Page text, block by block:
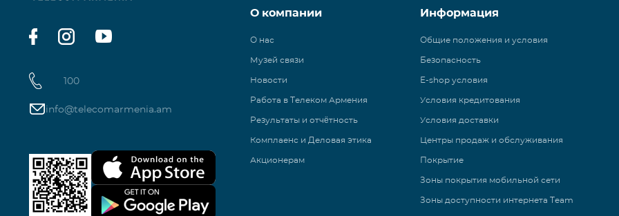
100
info@telecomarmenia.am
О компании
О нас
Музей связи
Новости
Работа в Телеком Армения
Результаты и отчётность
Комплаенс и Деловая этика
Акционерам
Информация
Общие положения и условия
Безопасность
E-shop условия
Условия кредитования
Условия доставки
Центры продаж и обслуживания
Покрытие
Зоны покрытия мобильной сети
Зоны доступности интернета Team